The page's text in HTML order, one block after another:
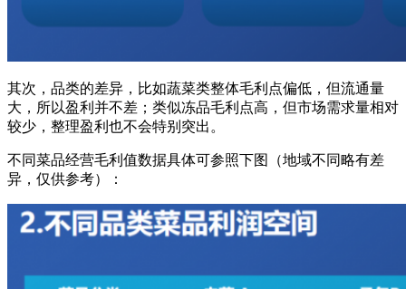
其次，品类的差异，比如蔬菜类整体毛利点偏低，但流通量
大，所以盈利并不差；类似冻品毛利点高，但市场需求量相对
较少，整理盈利也不会特别突出。
不同菜品经营毛利值数据具体可参照下图（地域不同略有差
异，仅供参考）：